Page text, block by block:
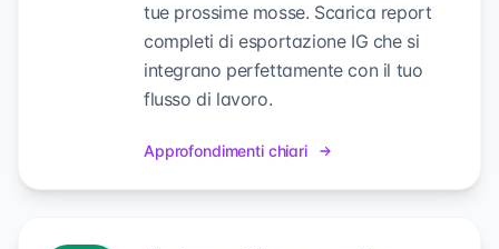
tue prossime mosse. Scarica report
completi di esportazione IG che si
integrano perfettamente con il tuo
flusso di lavoro.
Approfondimenti chiari